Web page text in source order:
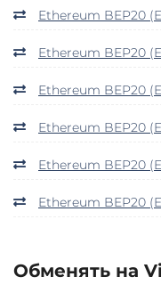
Ethereum BEP20
Ethereum BEP20
Ethereum BEP20
Ethereum BEP20
Ethereum BEP20
Ethereum BEP20
Обменять на